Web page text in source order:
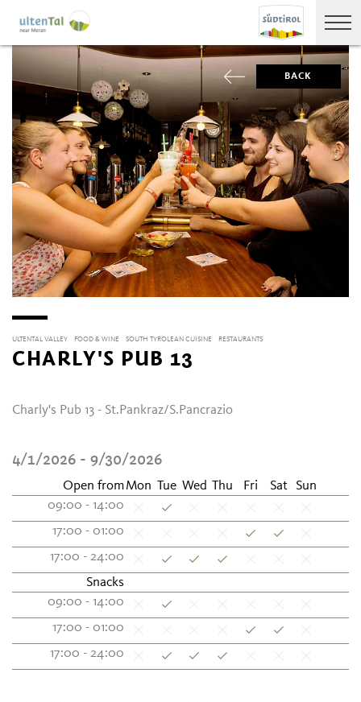
BACK
ULTENTAL VALLEY FOOD & WINE SOUTH TYROLEAN CUISINE RESTAURANTS
CHARLY'S PUB 13
Charly's Pub 13 - St.Pankraz/S.Pancrazio
4/1/2026 - 9/30/2026
Open fromMon Tue Wed Thu Fri Sat
Sun
09:00 - 14:00
17:00 - 01:00
17:00 - 24:00
Snacks
09:00 - 14:00
17:00 - 01:00
17:00 - 24:00